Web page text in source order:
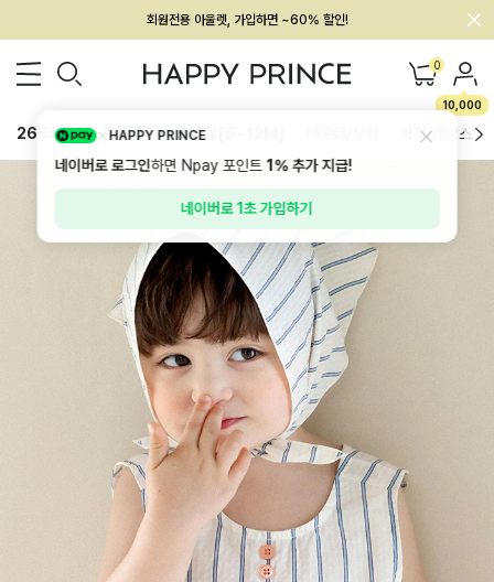
멤버십 최대 28,000원 혜택
0
10,000
26SS 신상 BEST BABY[6~12M] 하의/레깅스
HAPPY PRINCE
네이버로 로그인하면 Npay 포인트1%추가 지급!
네이버로 1초 가입하기